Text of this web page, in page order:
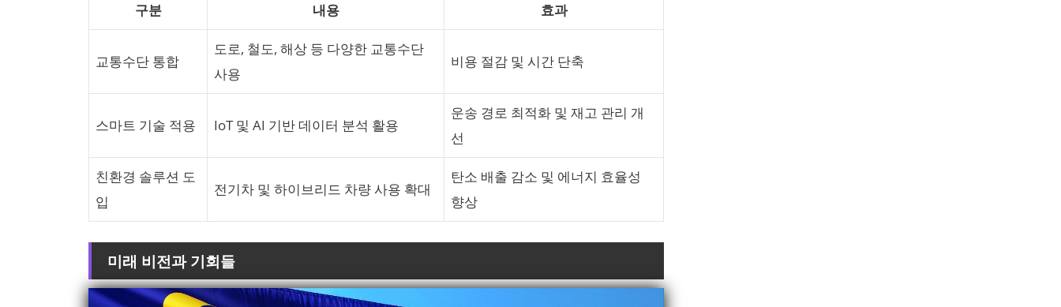
구분 내용 효과
교통수단 통합
도로, 철도, 해상 등 다양한 교통수단
사용
비용 절감 및 시간 단축
스마트 기술 적용 IoT 및 AI 기반 데이터 분석 활용
운송 경로 최적화 및 재고 관리 개
선
친환경 솔루션 도
입
전기차 및 하이브리드 차량 사용 확대
탄소 배출 감소 및 에너지 효율성
향상
미래 비전과 기회들